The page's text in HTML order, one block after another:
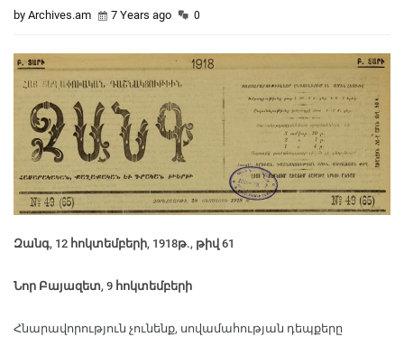
by Archives.am 7 Years ago 0
Զանգ, 12 հոկտեմբերի, 1918թ., թիվ 61
Նոր Բայազետ, 9 հոկտեմբերի
Հնարավորություն չունենք, սովամահության դեպքերը